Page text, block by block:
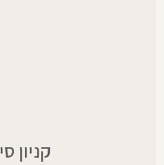
קניון